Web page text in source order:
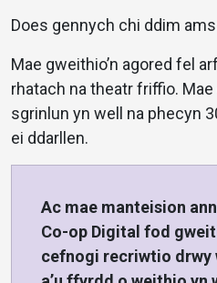
Does gennych chi ddim
Mae gweithio’n agored fel
rhatach na theatr friffio.
sgrinlun yn well na phecyn
ei ddarllen.
Ac mae manteision
Co-op Digital fod
cefnogi recriwtio drwy